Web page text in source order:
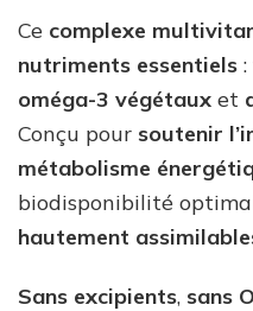
Ce complexe
nutriments essentiels :
oméga-3 végétaux et
Conçu pour soutenir
métabolisme
biodisponibilité
hautement
Sans excipients, sans